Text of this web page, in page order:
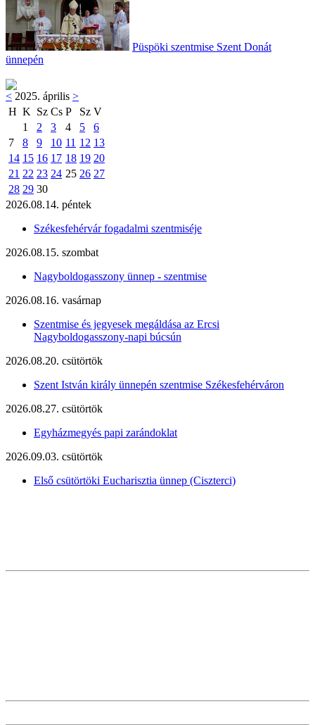
Püspöki szentmise Szent Donát
ünnepén
< 2025. április >
H K Sz Cs P Sz V
1
2 3 4 5
6
7
8 9 10 11 12 13
14 15 16 17 18 19 20
21 22 23 24 25 26 27
28 29 30
2026.08.14. péntek
Székesfehérvár fogadalmi szentmiséje
2026.08.15. szombat
Nagyboldogasszony ünnep - szentmise
2026.08.16. vasárnap
Szentmise és jegyesek megáldása az Ercsi
Nagyboldogasszony-napi búcsún
2026.08.20. csütörtök
Szent István király ünnepén szentmise Székesfehérváron
2026.08.27. csütörtök
Egyházmegyés papi zarándoklat
2026.09.03. csütörtök
Első csütörtöki Eucharisztia ünnep (Ciszterci)